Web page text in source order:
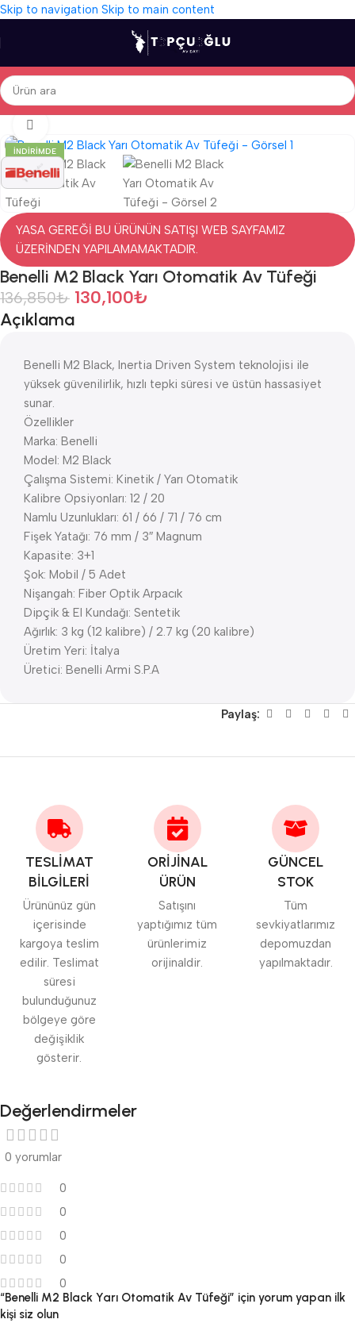
Skip to navigation Skip to main content
Ana Sayfa/Av Tüfekleri/İthal Av Tüfekleri/Otomatik Av Tüfekleri
İNDIRIMDE
YASA GEREĞİ BU ÜRÜNÜN SATIŞI WEB SAYFAMIZ
ÜZERİNDEN YAPILAMAMAKTADIR.
Benelli M2 Black Yarı Otomatik Av Tüfeği
136,850₺ 130,100₺
Açıklama
Benelli M2 Black, Inertia Driven System teknolojisi ile
yüksek güvenilirlik, hızlı tepki süresi ve üstün hassasiyet
sunar.
Özellikler
Marka: Benelli
Model: M2 Black
Çalışma Sistemi: Kinetik / Yarı Otomatik
Kalibre Opsiyonları: 12 / 20
Namlu Uzunlukları: 61 / 66 / 71 / 76 cm
Fişek Yatağı: 76 mm / 3″ Magnum
Kapasite: 3+1
Şok: Mobil / 5 Adet
Nişangah: Fiber Optik Arpacık
Dipçik & El Kundağı: Sentetik
Ağırlık: 3 kg (12 kalibre) / 2.7 kg (20 kalibre)
Üretim Yeri: İtalya
Üretici: Benelli Armi S.P.A
Paylaş:
TESLİMAT
BİLGİLERİ
Ürününüz gün
içerisinde
kargoya teslim
edilir. Teslimat
süresi
bulunduğunuz
bölgeye göre
değişiklik
gösterir.
ORİJİNAL
ÜRÜN
Satışını
yaptığımız tüm
ürünlerimiz
orijinaldir.
GÜNCEL
STOK
Tüm
sevkiyatlarımız
depomuzdan
yapılmaktadır.
Değerlendirmeler
0 yorumlar
0
0
0
0
0
“Benelli M2 Black Yarı Otomatik Av Tüfeği” için yorum yapan ilk
kişi siz olun